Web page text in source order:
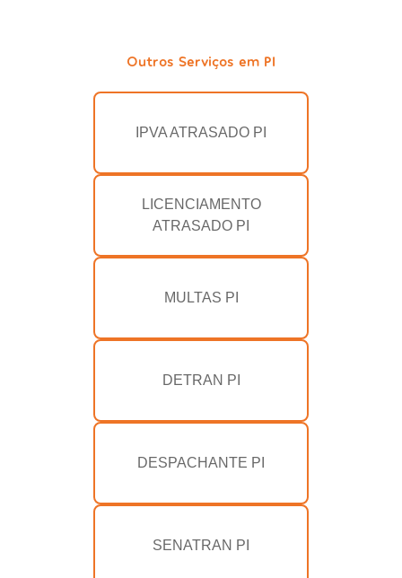
Outros Serviços em PI
IPVA ATRASADO PI
LICENCIAMENTO
ATRASADO PI
MULTAS PI
DETRAN PI
DESPACHANTE PI
SENATRAN PI